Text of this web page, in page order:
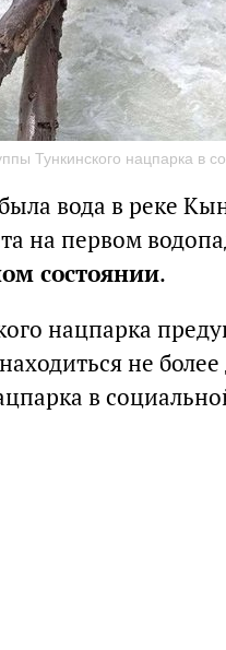
Тункинского нацпарка в
вода в реке
на первом
состоянии.
нацпарка
не
в